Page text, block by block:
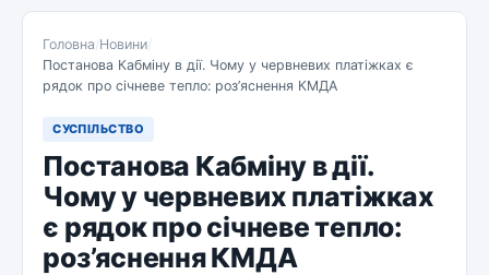
Головна/Новини/
Постанова Кабміну в дії. Чому у червневих платіжках є
рядок про січневе тепло: роз’яснення КМДА
СУСПІЛЬСТВО
Постанова Кабміну в дії.
Чому у червневих платіжках
є рядок про січневе тепло:
роз’яснення КМДА